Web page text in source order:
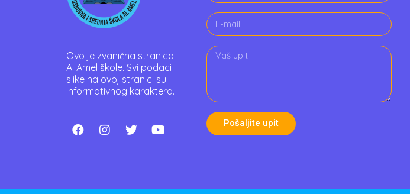
Ovo je zvanična stranica
Al Amel škole. Svi podaci i
slike na ovoj stranici su
informativnog karaktera.
Pošaljite upit